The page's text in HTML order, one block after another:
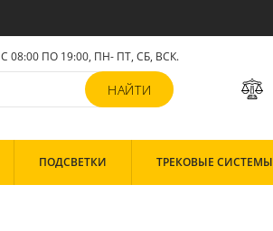
С 08:00 ПО 19:00, ПН- ПТ,СБ, ВСК.
ПОДСВЕТКИ ТРЕКОВЫЕ СИСТЕМЫ